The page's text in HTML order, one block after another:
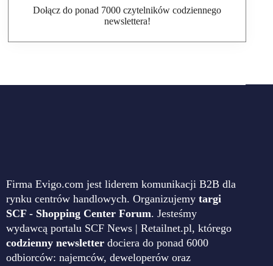
Dołącz do ponad 7000 czytelników codziennego
newslettera!
Firma Evigo.com jest liderem komunikacji B2B dla
rynku centrów handlowych. Organizujemy targi
SCF - Shopping Center Forum. Jesteśmy
wydawcą portalu SCF News | Retailnet.pl, którego
codzienny newsletter dociera do ponad 6000
odbiorców: najemców, deweloperów oraz